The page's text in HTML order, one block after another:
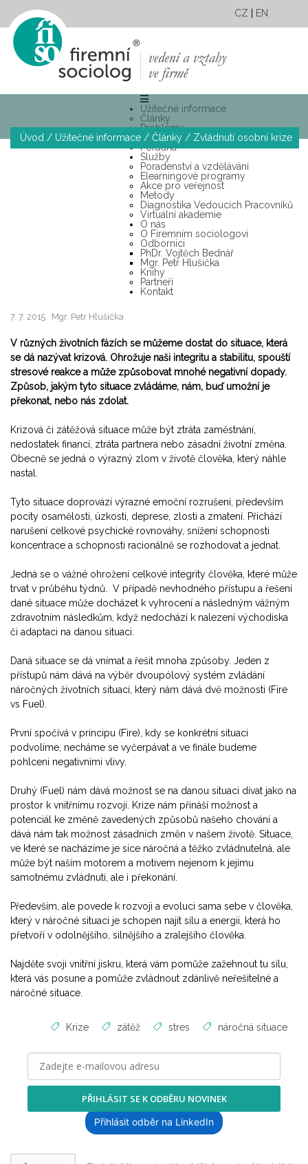
CZ EN
Užitečné informace
Články
Problémy
Případové studie
Poradna
Služby
Poradenství a vzdělávání
Elearningové programy
Akce pro veřejnost
Metody
Diagnostika Vedoucích Pracovníků
Virtuální akademie
O nás
O Firemním sociologovi
Odborníci
PhDr. Vojtěch Bednář
Mgr. Petr Hlušička
Knihy
Partneři
Kontakt
Úvod / Užitečné informace / Články / Zvládnutí osobní krize
7. 7. 2015 Mgr. Petr Hlušička
V různých životních fázích se můžeme dostat do situace, která
se dá nazývat krizová. Ohrožuje naši integritu a stabilitu, spouští
stresové reakce a může způsobovat mnohé negativní dopady.
Způsob, jakým tyto situace zvládáme, nám, buď umožní je
překonat, nebo nás zdolat.
Krizová či zátěžová situace může být ztráta zaměstnání,
nedostatek financí, ztráta partnera nebo zásadní životní změna.
Obecně se jedná o výrazný zlom v životě člověka, který náhle
nastal.
Tyto situace doprovází výrazné emoční rozrušení, především
pocity osamělosti, úzkosti, deprese, zlosti a zmatení. Přichází
narušení celkové psychické rovnováhy, snížení schopnosti
koncentrace a schopnosti racionálně se rozhodovat a jednat.
Jedná se o vážné ohrožení celkové integrity člověka, které může
trvat v průběhu týdnů. V případě nevhodného přístupu a řešení
dané situace může docházet k vyhrocení a následným vážným
zdravotním následkům, když nedochází k nalezení východiska
či adaptaci na danou situaci.
Daná situace se dá vnímat a řešit mnoha způsoby. Jeden z
přístupů nám dává na výběr dvoupólový systém zvládání
náročných životních situací, který nám dává dvě možnosti (Fire
vs Fuel).
První spočívá v principu (Fire), kdy se konkrétní situaci
podvolíme, necháme se vyčerpávat a ve finále budeme
pohlceni negativními vlivy.
Druhý (Fuel) nám dává možnost se na danou situaci dívat jako na
prostor k vnitřnímu rozvoji. Krize nám přináší možnost a
potenciál ke změně zavedených způsobů našeho chování a
dává nám tak možnost zásadních změn v našem životě. Situace,
ve které se nacházíme je sice náročná a těžko zvládnutelná, ale
může být naším motorem a motivem nejenom k jejímu
samotnému zvládnutí, ale i překonání.
Především, ale povede k rozvoji a evoluci sama sebe v člověka,
který v náročné situaci je schopen najít sílu a energii, která ho
přetvoří v odolnějšího, silnějšího a zralejšího člověka.
Najděte svoji vnitřní jiskru, která vám pomůže zažehnout tu sílu,
která vás posune a pomůže zvládnout zdánlivě neřešitelné a
náročné situace.
Krize zátěž stres náročná situace
PŘIHLÁSIT SE K ODBĚRU NOVINEK
Přihlásit odběr na LinkedIn